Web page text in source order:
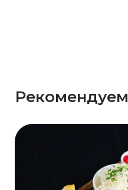
Рекомендуем